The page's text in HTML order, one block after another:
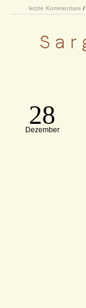
letzte Kommentare /
28
Dezember